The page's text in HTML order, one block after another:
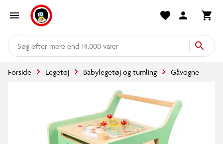
mere end 14.000 varer
Forside Legetøj Babylegetøj og tumling Gåvogne